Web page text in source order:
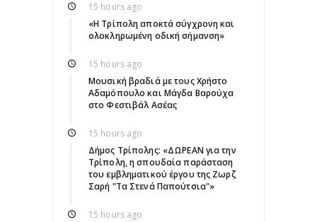
15 hours ago
«Η Τρίπολη αποκτά σύγχρονη και
ολοκληρωμένη οδική σήμανση»
15 hours ago
Μουσική βραδιά με τους Χρήστο
Αδαμόπουλο και Μάγδα Βαρούχα
στο Φεστιβάλ Ασέας
15 hours ago
Δήμος Τρίπολης: «ΔΩΡΕΑΝ για την
Τρίπολη, η σπουδαία παράσταση
του εμβληματικού έργου της Ζωρζ
Σαρή "Τα Στενά Παπούτσια"»
15 hours ago